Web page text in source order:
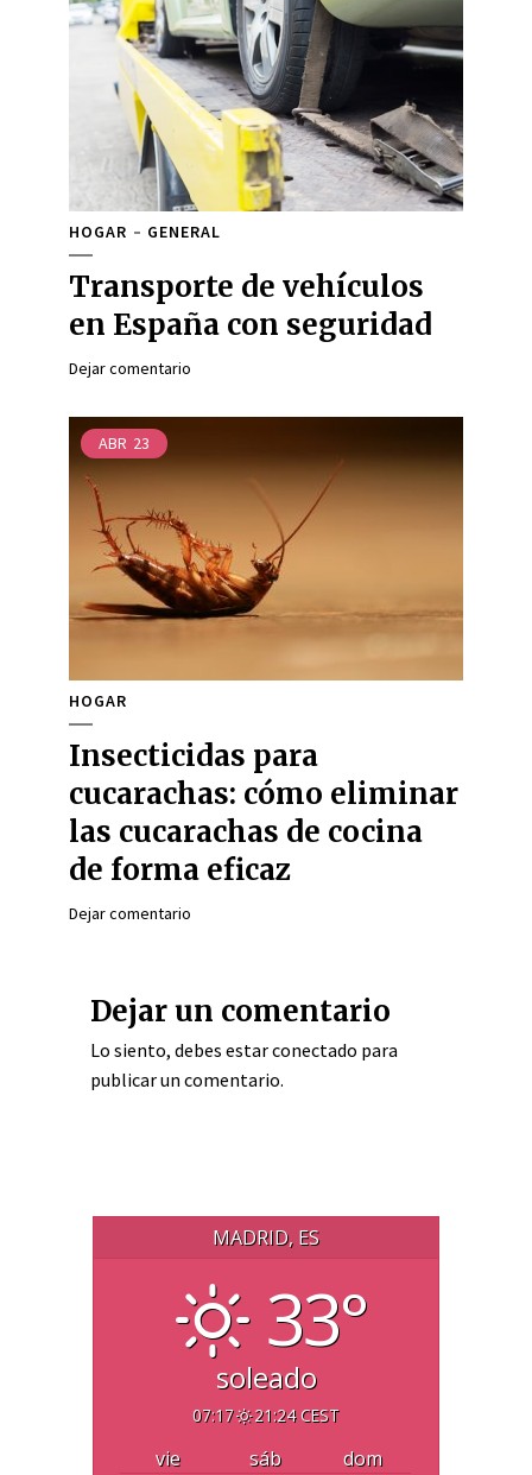
HOGAR GENERAL
Transporte de vehículos
en España con seguridad
Dejar comentario
ABR 23
HOGAR
Insecticidas para
cucarachas: cómo eliminar
las cucarachas de cocina
de forma eficaz
Dejar comentario
Dejar un comentario
Lo siento, debes estarconectado para
publicar un comentario.
MADRID, ES
33°
soleado
07:17 21:24 CEST
vie sáb dom